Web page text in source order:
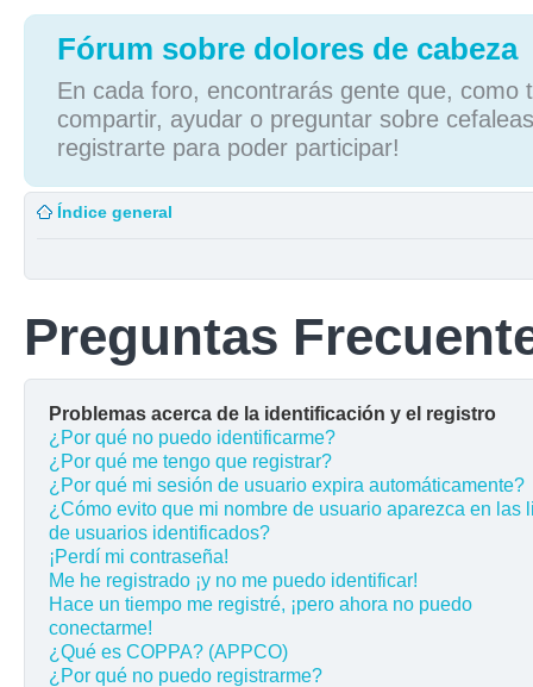
Fórum sobre dolores de cabeza
En cada foro, encontrarás gente que, como
compartir, ayudar o preguntar sobre
registrarte para poder participar!
Índice general
Preguntas
Problemas acerca de la identificación y el registro
¿Por qué no puedo identificarme?
¿Por qué me tengo que registrar?
¿Por qué mi sesión de usuario expira automáticamente?
¿Cómo evito que mi nombre de usuario aparezca en las
de usuarios identificados?
¡Perdí mi contraseña!
Me he registrado ¡y no me puedo identificar!
Hace un tiempo me registré, ¡pero ahora no puedo
conectarme!
¿Qué es COPPA? (APPCO)
¿Por qué no puedo registrarme?